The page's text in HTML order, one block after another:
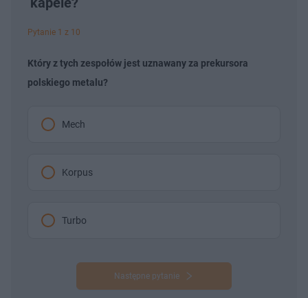
Pytanie 1 z 10
Który z tych zespołów jest uznawany za prekursora
polskiego metalu?
Mech
Korpus
Turbo
Następne pytanie